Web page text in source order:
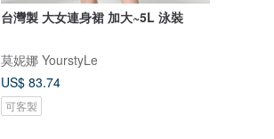
台灣製 大女連身裙 加大~5L 泳裝
莫妮娜 YourstyLe
US$ 83.74
可客製